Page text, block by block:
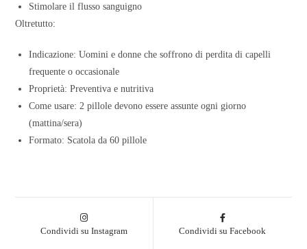
Stimolare il flusso sanguigno
Oltretutto:
Indicazione: Uomini e donne che soffrono di perdita di capelli
frequente o occasionale
Proprietà: Preventiva e nutritiva
Come usare: 2 pillole devono essere assunte ogni giorno
(mattina/sera)
Formato: Scatola da 60 pillole
Condividi su Instagram Condividi su Facebook